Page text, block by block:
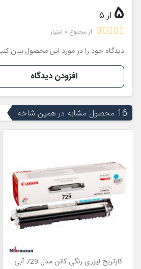
5 از 5
از مجموع 0 امتیاز
دیدگاه خود را در مورد این محصول بیان
افزودن دیدگاه
16 محصول مشابه در همین شاخه
کارتریج لیزری رنگی کانن مدل 729 آبی